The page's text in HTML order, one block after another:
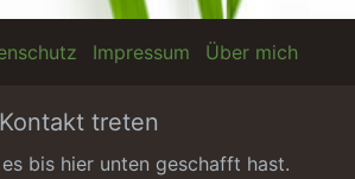
Impressum Über mich
treten
bis hier unten geschafft hast.